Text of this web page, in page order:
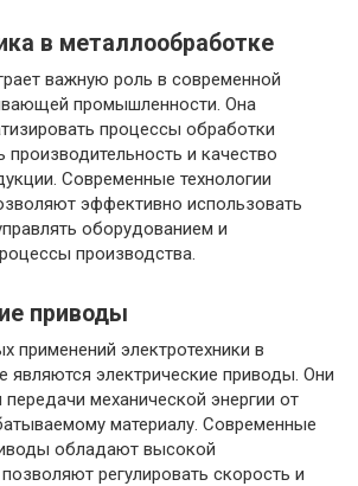
в металлообработке
важную роль в современной
промышленности. Она
процессы обработки
производительность и качество
Современные технологии
эффективно использовать
оборудованием и
производства.
приводы
применений электротехники в
являются электрические приводы. Они
механической энергии от
материалу. Современные
обладают высокой
регулировать скорость и